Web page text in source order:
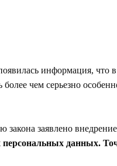
информация, что в
чем серьезно
закона заявлено
персональных данных.